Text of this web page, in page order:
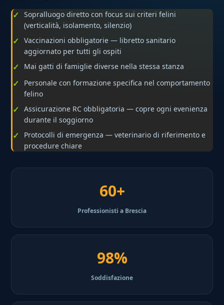
Sopralluogo diretto con focus sui criteri felini
(verticalità, isolamento, silenzio)
Vaccinazioni obbligatorie — libretto sanitario
aggiornato per tutti gli ospiti
Mai gatti di famiglie diverse nella stessa stanza
Personale con formazione specifica nel comportamento
felino
Assicurazione RC obbligatoria — copre ogni evenienza
durante il soggiorno
Protocolli di emergenza — veterinario di riferimento e
procedure chiare
60+
Professionisti a Brescia
98%
Soddisfazione